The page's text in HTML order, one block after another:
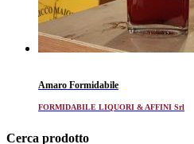
Amaro Formidabile
FORMIDABILE LIQUORI & AFFINI Srl
Cerca prodotto